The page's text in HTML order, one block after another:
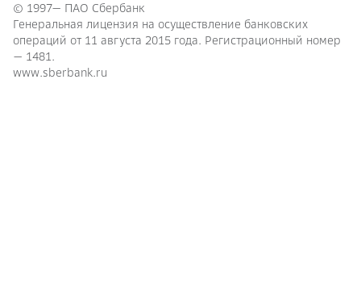
© 1997— ПАО Сбербанк
Генеральная лицензия на осуществление банковских
операций от 11 августа 2015 года. Регистрационный номер
— 1481.
www.sberbank.ru